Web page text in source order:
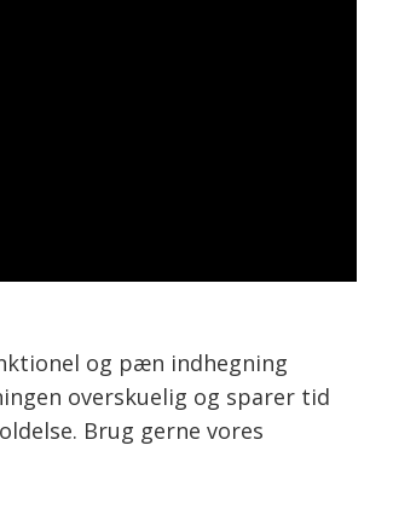
og pæn indhegning
overskuelig og sparer tid
Brug gerne vores